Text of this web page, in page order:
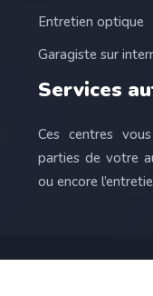
Entretien optique
Garagiste sur
Services
Ces centres
parties de votre
ou encore